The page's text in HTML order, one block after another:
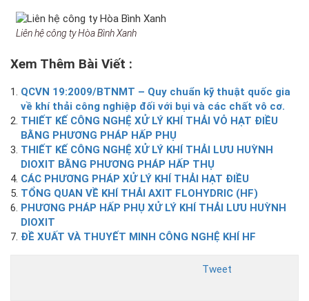
Liên hệ công ty Hòa Bình Xanh
Xem Thêm Bài Viết :
QCVN 19:2009/BTNMT – Quy chuẩn kỹ thuật quốc gia
về khí thải công nghiệp đối với bụi và các chất vô cơ.
THIẾT KẾ CÔNG NGHỆ XỬ LÝ KHÍ THẢI VỎ HẠT ĐIỀU
BẰNG PHƯƠNG PHÁP HẤP PHỤ
THIẾT KẾ CÔNG NGHỆ XỬ LÝ KHÍ THẢI LƯU HUỲNH
DIOXIT BẰNG PHƯƠNG PHÁP HẤP THỤ
CÁC PHƯƠNG PHÁP XỬ LÝ KHÍ THẢI HẠT ĐIỀU
TỔNG QUAN VỀ KHÍ THẢI AXIT FLOHYDRIC (HF)
PHƯƠNG PHÁP HẤP PHỤ XỬ LÝ KHÍ THẢI LƯU HUỲNH
DIOXIT
ĐỀ XUẤT VÀ THUYẾT MINH CÔNG NGHỆ KHÍ HF
Tweet